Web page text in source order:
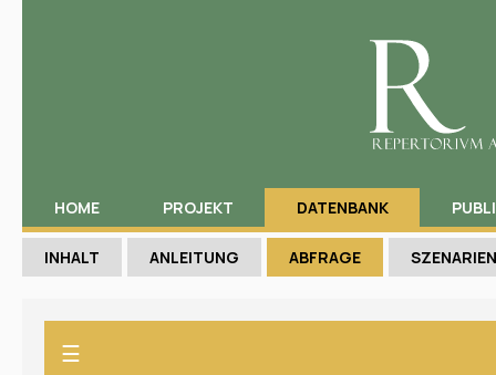
HOME PROJEKT DATENBANK
INHALT ANLEITUNG ABFRAGE SZENARIEN